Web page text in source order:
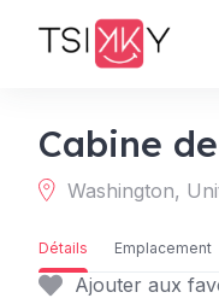
Cabine
Washington,
Ajouter aux
Détails Emplacement